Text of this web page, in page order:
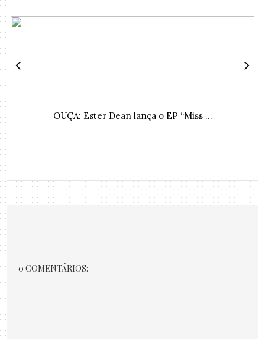
OUÇA: Ester Dean lança o EP “Miss ...
0 COMENTÁRIOS: